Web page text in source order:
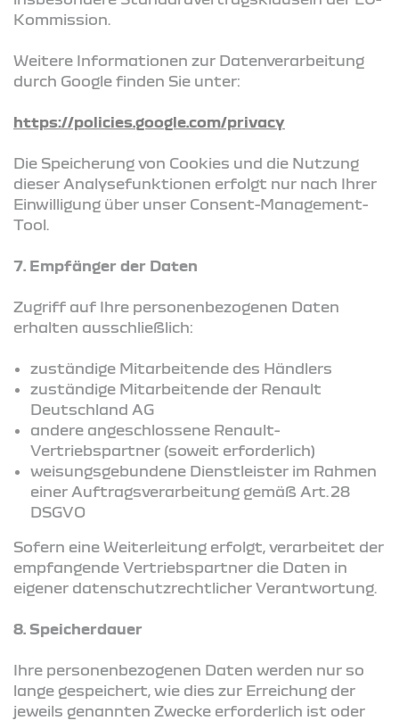
Kommission.
Weitere Informationen zur Datenverarbeitung
durch Google finden Sie unter:
https://policies.google.com/privacy
Die Speicherung von Cookies und die Nutzung
dieser Analysefunktionen erfolgt nur nach Ihrer
Einwilligung über unser Consent-Management-
Tool.
7. Empfänger der Daten
Zugriff auf Ihre personenbezogenen Daten
erhalten ausschließlich:
zuständige Mitarbeitende des Händlers
zuständige Mitarbeitende der Renault
Deutschland AG
andere angeschlossene Renault-
Vertriebspartner (soweit erforderlich)
weisungsgebundene Dienstleister im Rahmen
einer Auftragsverarbeitung gemäß Art. 28
DSGVO
Sofern eine Weiterleitung erfolgt, verarbeitet der
empfangende Vertriebspartner die Daten in
eigener datenschutzrechtlicher Verantwortung.
8. Speicherdauer
Ihre personenbezogenen Daten werden nur so
lange gespeichert, wie dies zur Erreichung der
jeweils genannten Zwecke erforderlich ist oder